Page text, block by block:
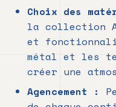
Choix des
la collection
et
métal et les
créer une
Agencement :